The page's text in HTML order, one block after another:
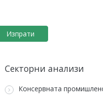
Секторни анализи
Консервната